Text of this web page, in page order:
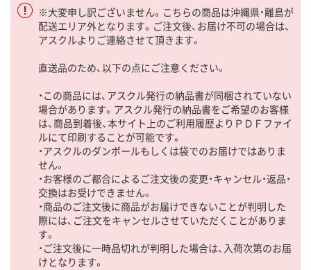
※大変申し訳ございません。こちらの商品は沖縄県・離島が
配送エリア外となります。ご注文後、お届け不可の場合は、
アスクルよりご連絡させて頂きます。
直送品のため、以下の点にご注意ください。
・この商品には、アスクル発行の納品書が同梱されていない
場合があります。アスクル発行の納品書をご希望のお客様
は、商品到着後、本サイト上のご利用履歴よりＰＤＦファイ
ルにて印刷することが可能です。
・アスクルのダンボールもしくは袋でのお届けではありま
せん。
・お客様のご都合によるご注文後の変更・キャンセル・返品・
交換はお受けできません。
・商品のご注文後に商品がお届けできないことが判明した
際には、ご注文をキャンセルさせていただくことがありま
す。
・ご注文後に一時品切れが判明した場合は、入荷次第のお届
けとなります。